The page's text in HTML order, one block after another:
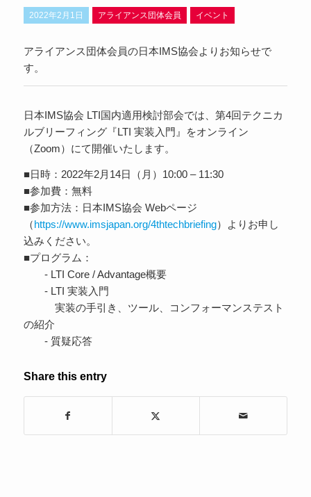
2022年2月1日 アライアンス団体会員 イベント
アライアンス団体会員の日本IMS協会よりお知らせで
す。
日本IMS協会 LTI国内適用検討部会では、第4回テクニカ
ルブリーフィング『LTI 実装入門』をオンライン
（Zoom）にて開催いたします。
■日時：2022年2月14日（月）10:00 – 11:30
■参加費：無料
■参加方法：日本IMS協会 Webページ
（https://www.imsjapan.org/4thtechbriefing）よりお申し
込みください。
■プログラム：
- LTI Core / Advantage概要
- LTI 実装入門
実装の手引き、ツール、コンフォーマンステスト
の紹介
- 質疑応答
Share this entry